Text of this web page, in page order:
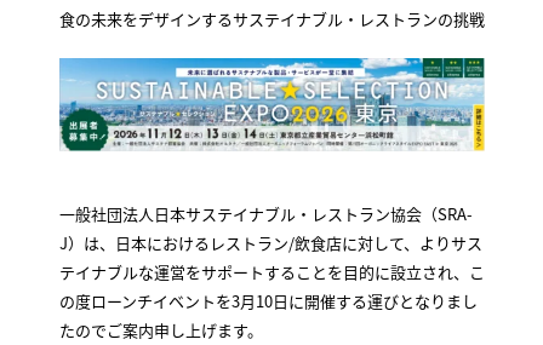
食の未来をデザインするサステイナブル・レストランの挑戦
一般社団法人日本サステイナブル・レストラン協会（SRA-
J）は、日本におけるレストラン/飲食店に対して、よりサス
テイナブルな運営をサポートすることを目的に設立され、こ
の度ローンチイベントを3月10日に開催する運びとなりまし
たのでご案内申し上げます。